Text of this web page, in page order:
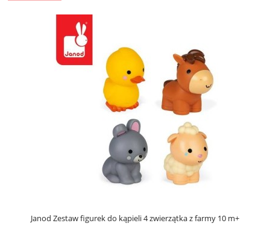
Janod Zestaw figurek do kąpieli 4 zwierzątka z farmy 10 m+